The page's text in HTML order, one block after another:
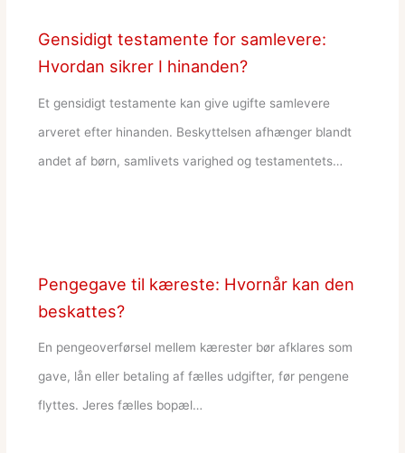
Gensidigt testamente for samlevere:
Hvordan sikrer I hinanden?
Et gensidigt testamente kan give ugifte samlevere
arveret efter hinanden. Beskyttelsen afhænger blandt
andet af børn, samlivets varighed og testamentets…
Pengegave til kæreste: Hvornår kan den
beskattes?
En pengeoverførsel mellem kærester bør afklares som
gave, lån eller betaling af fælles udgifter, før pengene
flyttes. Jeres fælles bopæl…